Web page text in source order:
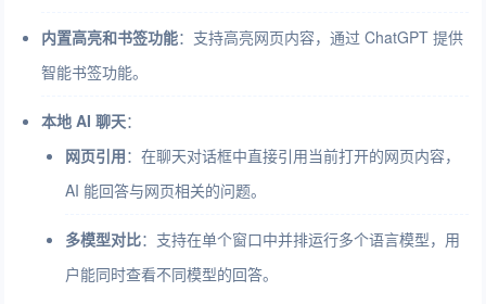
内置高亮和书签功能：支持高亮网页内容，通过 ChatGPT 提供
智能书签功能。
本地 AI 聊天：
网页引用：在聊天对话框中直接引用当前打开的网页内容，
AI 能回答与网页相关的问题。
多模型对比：支持在单个窗口中并排运行多个语言模型，用
户能同时查看不同模型的回答。